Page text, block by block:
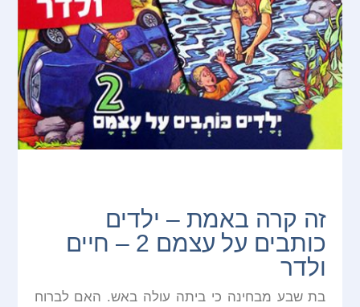
זה קרה באמת – ילדים
כותבים על עצמם 2 – חיים
ולדר
בת שבע מבחינה כי ביתה עולה באש. האם לברוח